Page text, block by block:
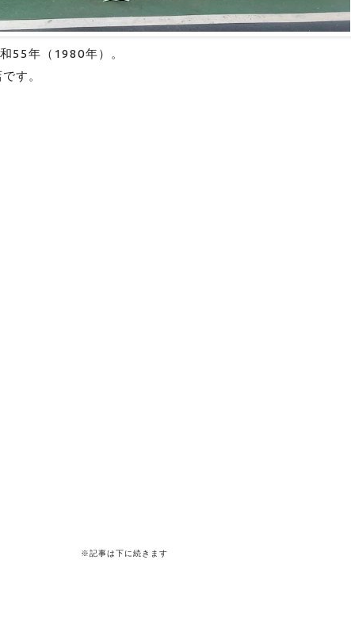
55年（1980年）。
す。
※記事は下に続きます